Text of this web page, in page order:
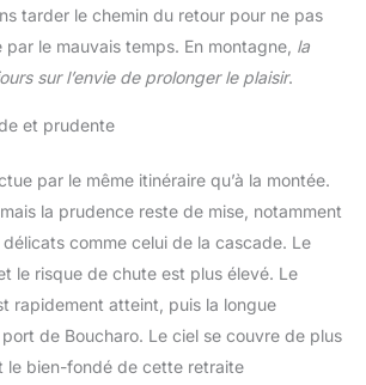
tarder le chemin du retour pour ne pas
le mauvais temps. En montagne, la
sur l’envie de prolonger le plaisir.
et prudente
par le même itinéraire qu’à la montée.
la prudence reste de mise, notamment
comme celui de la cascade. Le
le risque de chute est plus élevé. Le
rapidement atteint, puis la longue
port de Boucharo. Le ciel se couvre de plus
le bien-fondé de cette retraite